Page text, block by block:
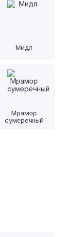
Мидл
Мрамор
сумеречный